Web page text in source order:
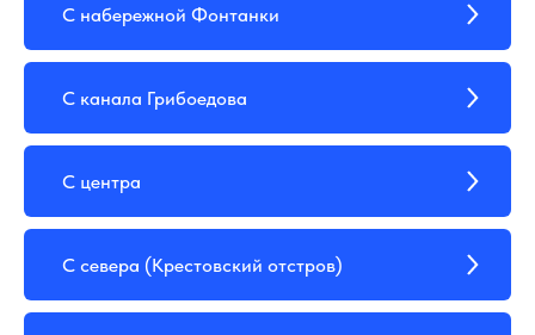
С набережной Фонтанки
С канала Грибоедова
С центра
С севера (Крестовский отстров)